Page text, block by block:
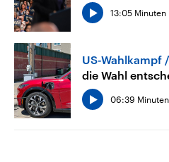
13:05 Minuten
US-Wahlkampf
die Wahl
06:39 Minuten